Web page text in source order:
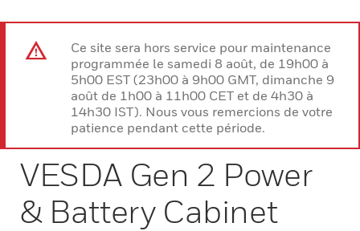
Ce site sera hors service pour maintenance
programmée le samedi 8 août, de 19h00 à
5h00 EST (23h00 à 9h00 GMT, dimanche 9
août de 1h00 à 11h00 CET et de 4h30 à
14h30 IST). Nous vous remercions de votre
patience pendant cette période.
VESDA Gen 2 Power
& Battery Cabinet